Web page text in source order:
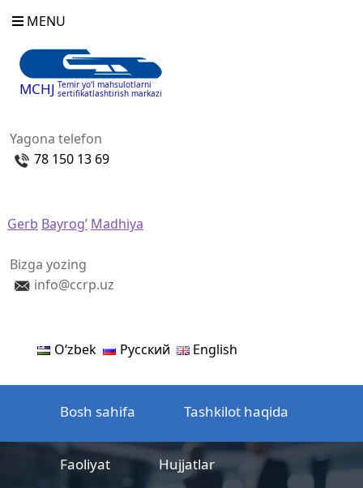
MENU
MCHJ Temir yo‘l mahsulotlarni
sertifikatlashtirish markazi
Yagona telefon
78 150 13 69
Gerb Bayrog’ Madhiya
Bizga yozing
info@ccrp.uz
Oʻzbek Русский English
Bosh sahifa Tashkilot haqida
Faoliyat Hujjatlar